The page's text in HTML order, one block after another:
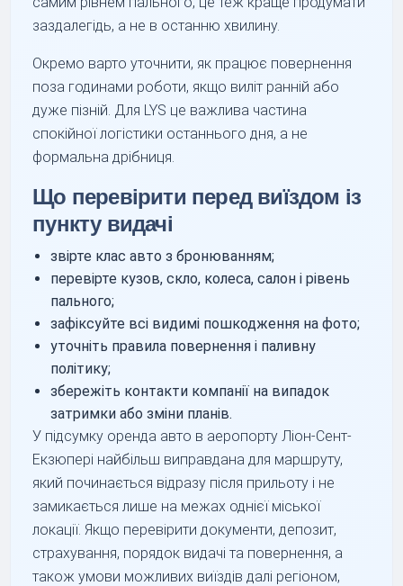
заздалегідь, а не в останню хвилину.
Окремо варто уточнити, як працює повернення
поза годинами роботи, якщо виліт ранній або
дуже пізній. Для LYS це важлива частина
спокійної логістики останнього дня, а не
формальна дрібниця.
Що перевірити перед виїздом із
пункту видачі
звірте клас авто з бронюванням;
перевірте кузов, скло, колеса, салон і рівень
пального;
зафіксуйте всі видимі пошкодження на фото;
уточніть правила повернення і паливну
політику;
збережіть контакти компанії на випадок
затримки або зміни планів.
У підсумку оренда авто в аеропорту Ліон-Сент-
Екзюпері найбільш виправдана для маршруту,
який починається відразу після прильоту і не
замикається лише на межах однієї міської
локації. Якщо перевірити документи, депозит,
страхування, порядок видачі та повернення, а
також умови можливих виїздів далі регіоном,